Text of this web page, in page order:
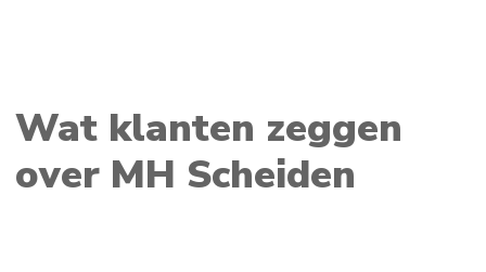
Wat klanten zeggen
over MH Scheiden